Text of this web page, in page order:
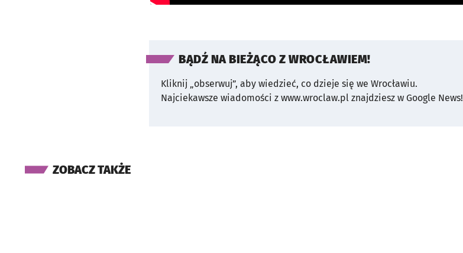
BĄDŹ NA BIEŻĄCO Z WROCŁAWIEM!
Kliknij „obserwuj”, aby wiedzieć, co dzieje się we Wrocławiu.
Najciekawsze wiadomości z www.wroclaw.pl znajdziesz w Google News!
ZOBACZ TAKŻE